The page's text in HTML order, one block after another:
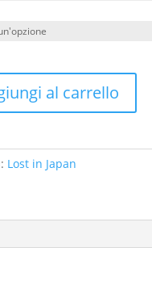
al carrello
Lost in Japan